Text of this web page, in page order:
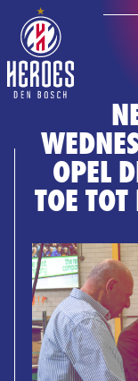
NEWS
TEAM
STANDINGS
BUSINESS
MEDIA & PRESS
WEBSHOP
EN
BASKETBALL COVENANT
ENTERTAINMENT
HONOURS
HEROES GAME
TICKETS
WEBSHOP
OPEL
TOE